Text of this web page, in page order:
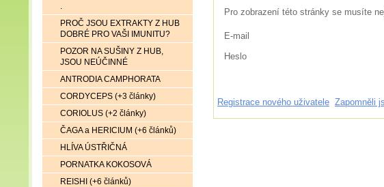
Pro zobrazení této stránky se musíte
E-mail
Heslo
Registrace nového uživatele Zapomněli
.
PROČ JSOU EXTRAKTY Z HUB
DOBRÉ PRO VAŠI IMUNITU?
POZOR NA SUŠINY Z HUB,
JSOU NEÚČINNÉ
ANTRODIA CAMPHORATA
CORDYCEPS (+3 články)
CORIOLUS (+2 články)
ČAGA a HERICIUM (+6 článků)
HLÍVA ÚSTŘIČNÁ
PORNATKA KOKOSOVÁ
REISHI (+6 článků)